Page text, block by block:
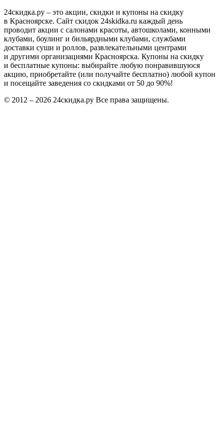
24скидка.ру – это акции, скидки и купоны на скидку
в Красноярске. Сайт скидок 24skidka.ru каждый день
проводит акции с салонами красоты, автошколами, конными
клубами, боулинг и бильярдными клубами, службами
доставки суши и роллов, развлекательными центрами
и другими организациями Красноярска. Купоны на скидку
и бесплатные купоны: выбирайте любую понравившуюся
акцию, приобретайте (или получайте бесплатно) любой купон
и посещайте заведения со скидками от 50 до 90%!
© 2012 – 2026 24скидка.ру Все права защищены.